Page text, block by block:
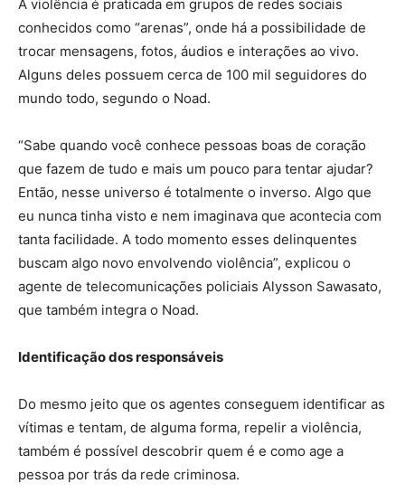
A violência é praticada em grupos de redes sociais
conhecidos como “arenas”, onde há a possibilidade de
trocar mensagens, fotos, áudios e interações ao vivo.
Alguns deles possuem cerca de 100 mil seguidores do
mundo todo, segundo o Noad.
“Sabe quando você conhece pessoas boas de coração
que fazem de tudo e mais um pouco para tentar ajudar?
Então, nesse universo é totalmente o inverso. Algo que
eu nunca tinha visto e nem imaginava que acontecia com
tanta facilidade. A todo momento esses delinquentes
buscam algo novo envolvendo violência”, explicou o
agente de telecomunicações policiais Alysson Sawasato,
que também integra o Noad.
Identificação dos responsáveis
Do mesmo jeito que os agentes conseguem identificar as
vítimas e tentam, de alguma forma, repelir a violência,
também é possível descobrir quem é e como age a
pessoa por trás da rede criminosa.